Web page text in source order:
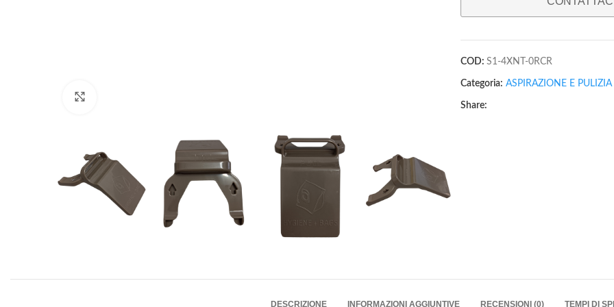
COD: S1-4XNT-0RCR
Categoria: ASPIRAZIONE E PULIZIA
Share:
DESCRIZIONE INFORMAZIONI AGGIUNTIVE RECENSIONI (0) TEMPI DI